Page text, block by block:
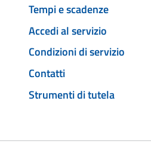
Tempi e scadenze
Accedi al servizio
Condizioni di servizio
Contatti
Strumenti di tutela